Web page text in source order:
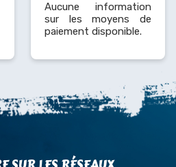
Aucune information
sur les moyens de
paiement disponible.